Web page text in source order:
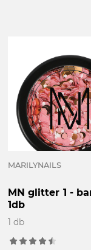
MARILYNAILS
MN glitter 1 -
1db
1 db